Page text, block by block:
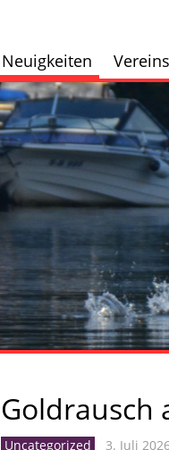
Neuigkeiten
Goldrausch
Uncategorized
3. Juli